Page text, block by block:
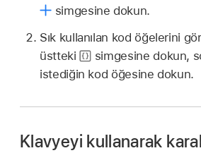
simgesine dokun.
Sık kullanılan kod öğelerini
üstteki
simgesine dokun,
istediğin kod öğesine dokun.
Klavyeyi kullanarak